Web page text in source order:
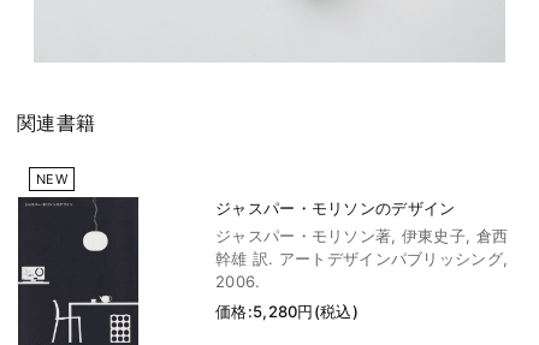
関連書籍
NEW
ジャスパー・モリソンのデザイン
ジャスパー・モリソン著, 伊東史子, 倉西
幹雄 訳. アートデザインパブリッシング,
2006.
価格:5,280円(税込)